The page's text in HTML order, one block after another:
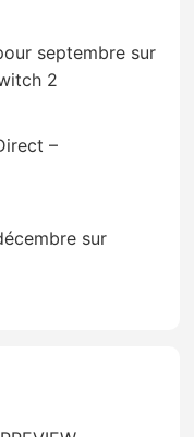
septembre sur
2
–
sur